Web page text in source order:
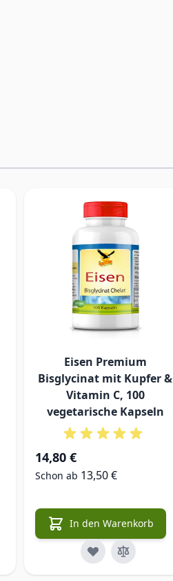
Eisen Premium
Bisglycinat mit Kupfer &
Vitamin C, 100
vegetarische Kapseln
14,80 €
Schon ab 13,50 €
In den Warenkorb